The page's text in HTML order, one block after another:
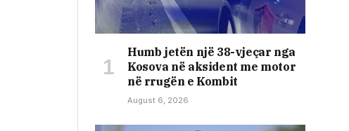
Humb jetën një 38-vjeçar nga
Kosova në aksident me motor
në rrugën e Kombit
August 6, 2026